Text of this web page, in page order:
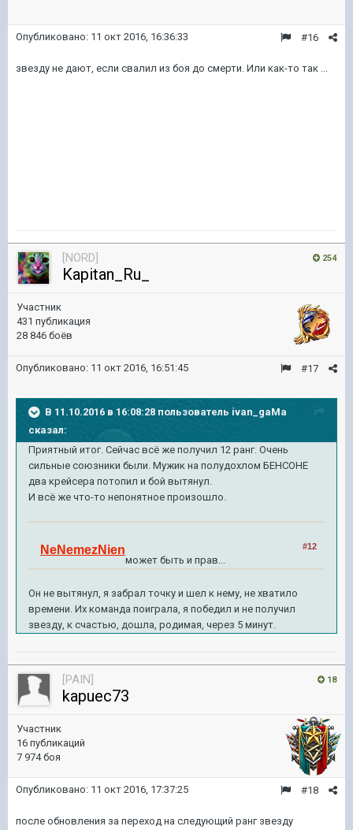
#16
Опубликовано: 11 окт 2016, 16:36:33
звезду не дают, если свалил из боя до смерти. Или как-то так ...
254
[NORD]
Kapitan_Ru_
Участник
431 публикация
28 846 боёв
#17
Опубликовано: 11 окт 2016, 16:51:45
В 11.10.2016 в 16:08:28 пользователь ivan_gaMa
сказал:
Приятный итог. Сейчас всё же получил 12 ранг. Очень
сильные союзники были. Мужик на полудохлом БЕНСОНЕ
два крейсера потопил и бой вытянул.
И всё же что-то непонятное произошло.
NeNemezNien #12
может быть и прав...
Он не вытянул, я забрал точку и шел к нему, не хватило
времени. Их команда поиграла, я победил и не получил
звезду, к счастью, дошла, родимая, через 5 минут.
18
[PAIN]
kapuec73
Участник
16 публикаций
7 974 боя
#18
Опубликовано: 11 окт 2016, 17:37:25
после обновления за переход на следующий ранг звезду